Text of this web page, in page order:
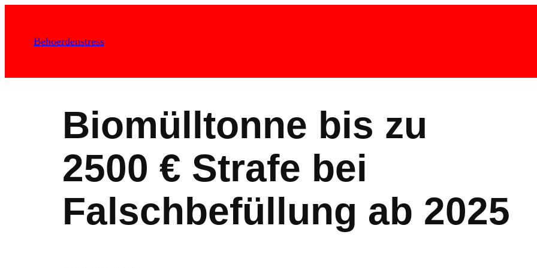
springenBehoerdenstress
Biomülltonne bis zu
2500 € Strafe bei
Falschbefüllung ab 2025